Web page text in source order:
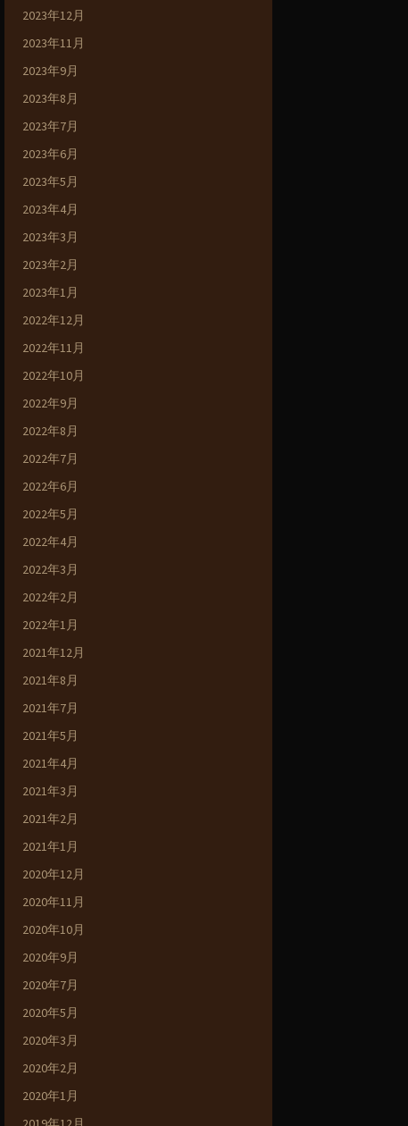
2023年12月
2023年11月
2023年9月
2023年8月
2023年7月
2023年6月
2023年5月
2023年4月
2023年3月
2023年2月
2023年1月
2022年12月
2022年11月
2022年10月
2022年9月
2022年8月
2022年7月
2022年6月
2022年5月
2022年4月
2022年3月
2022年2月
2022年1月
2021年12月
2021年8月
2021年7月
2021年5月
2021年4月
2021年3月
2021年2月
2021年1月
2020年12月
2020年11月
2020年10月
2020年9月
2020年7月
2020年5月
2020年3月
2020年2月
2020年1月